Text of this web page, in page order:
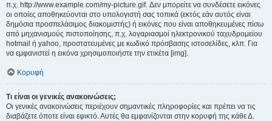
π.χ. http://www.example.com/my-picture.gif. Δεν μπορείτε να συνδέσετε εικόνες
οι οποίες αποθηκεύονται στο υπολογιστή σας τοπικά (εκτός εάν αυτός είναι
δημόσια προσπελάσιμος διακομιστής) ή εικόνες που είναι αποθηκευμένες πίσω
από μηχανισμούς πιστοποίησης, π.χ. λογαριασμοί ηλεκτρονικού ταχυδρομείου
hotmail ή yahoo, προστατευμένες με κωδικό πρόσβασης ιστοσελίδες, κλπ. Για
να εμφανιστεί η εικόνα χρησιμοποιήστε την ετικέτα [img].
Κορυφή
Τι είναι οι γενικές ανακοινώσεις;
Οι γενικές ανακοινώσεις περιέχουν σημαντικές πληροφορίες και πρέπει να τις
διαβάζετε όποτε είναι εφικτό. Αυτές θα εμφανίζονται στην κορυφή της κάθε Δ.